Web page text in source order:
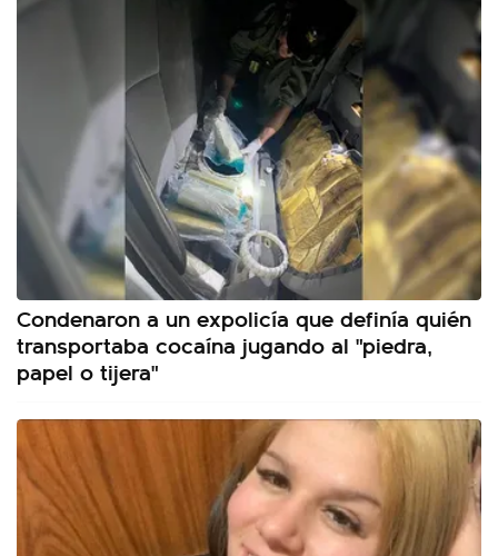
Condenaron a un expolicía que definía quién
transportaba cocaína jugando al "piedra,
papel o tijera"